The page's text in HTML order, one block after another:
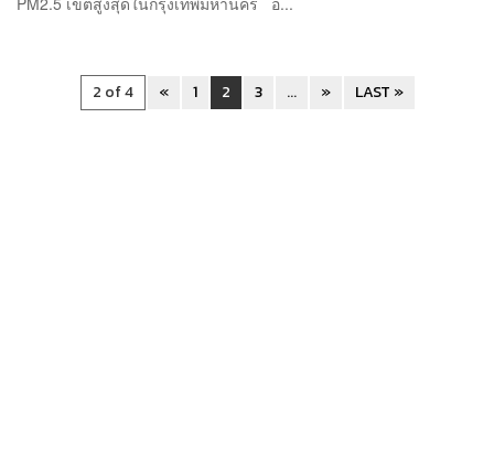
2 of 4 « 1 2 3 ... » LAST »